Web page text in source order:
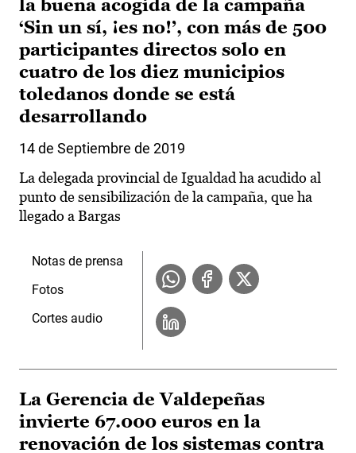
la buena acogida de la campaña
‘Sin un sí, ¡es no!’, con más de 500
participantes directos solo en
cuatro de los diez municipios
toledanos donde se está
desarrollando
14 de Septiembre de 2019
La delegada provincial de Igualdad ha acudido al
punto de sensibilización de la campaña, que ha
llegado a Bargas
Notas de prensa
Fotos
Cortes audio
La Gerencia de Valdepeñas
invierte 67.000 euros en la
renovación de los sistemas contra